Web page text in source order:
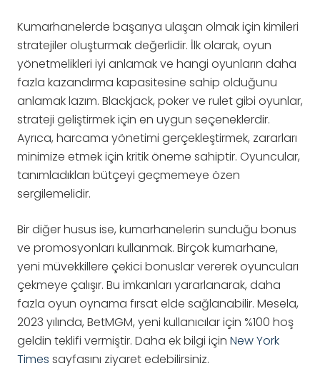
Kumarhanelerde başarıya ulaşan olmak için kimileri
stratejiler oluşturmak değerlidir. İlk olarak, oyun
yönetmelikleri iyi anlamak ve hangi oyunların daha
fazla kazandırma kapasitesine sahip olduğunu
anlamak lazım. Blackjack, poker ve rulet gibi oyunlar,
strateji geliştirmek için en uygun seçeneklerdir.
Ayrıca, harcama yönetimi gerçekleştirmek, zararları
minimize etmek için kritik öneme sahiptir. Oyuncular,
tanımladıkları bütçeyi geçmemeye özen
sergilemelidir.
Bir diğer husus ise, kumarhanelerin sunduğu bonus
ve promosyonları kullanmak. Birçok kumarhane,
yeni müvekkillere çekici bonuslar vererek oyuncuları
çekmeye çalışır. Bu imkanları yararlanarak, daha
fazla oyun oynama fırsat elde sağlanabilir. Mesela,
2023 yılında, BetMGM, yeni kullanıcılar için %100 hoş
geldin teklifi vermiştir. Daha ek bilgi için New York
Times sayfasını ziyaret edebilirsiniz.